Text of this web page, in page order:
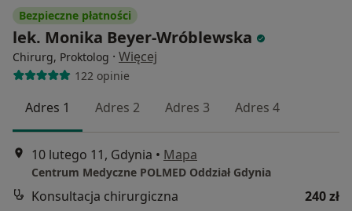
Bezpieczne płatności
lek. Monika Beyer-Wróblewska
Chirurg, Proktolog · Więcej
122 opinie
Adres 1 Adres 2 Adres 3 Adres 4
10 lutego 11, Gdynia • Mapa
Centrum Medyczne POLMED Oddział Gdynia
Konsultacja chirurgiczna
240 zł